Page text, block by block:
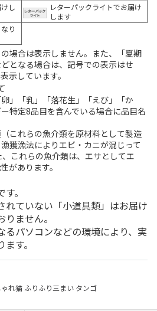
し
レターパックライトでお届け
します
り
場合は表示しません。また、「夏期
となる場合は、記号での表示はせ
示しています。
」「乳」「落花生」「えび」「か
特定8品目を含んでいる場合に品目名
これらの魚介類を原材料として製造
獲漁法によりエビ・カニが混じって
これらの魚介類は、エサとしてエ
があります。
。
れていない「小道具類」はお届け
ません。
るパソコンなどの環境により、実
す。
ゃれ猫 ふりふり三まい タンゴ